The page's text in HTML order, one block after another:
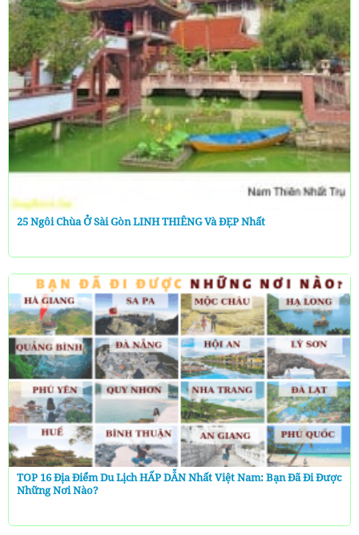
25 Ngôi Chùa Ở Sài Gòn LINH THIÊNG Và ĐẸP Nhất
TOP 16 Địa Điểm Du Lịch HẤP DẪN Nhất Việt Nam: Bạn Đã Đi Được
Những Nơi Nào?